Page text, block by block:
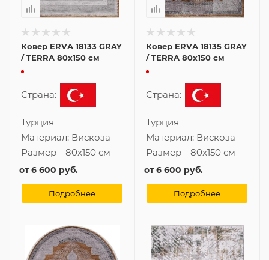
Ковер ERVA 18133 GRAY
/ TERRA 80x150 см
Страна:
Турция
Материал: Вискоза
Размер—80x150 см
от6 600 руб.
Подробнее
Ковер ERVA 18135 GRAY
/ TERRA 80x150 см
Страна:
Турция
Материал: Вискоза
Размер—80x150 см
от6 600 руб.
Подробнее